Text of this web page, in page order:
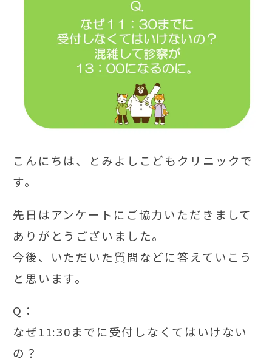
こんにちは、とみよしこどもクリニックで
す。
先日はアンケートにご協力いただきまして
ありがとうございました。
今後、いただいた質問などに答えていこう
と思います。
Q：
なぜ11:30までに受付しなくてはいけない
の？